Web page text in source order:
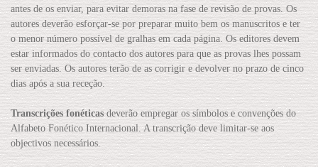
antes de os enviar, para evitar demoras na fase de revisão de provas. Os
autores deverão esforçar-se por preparar muito bem os manuscritos e ter
o menor número possível de gralhas em cada página. Os editores devem
estar informados do contacto dos autores para que as provas lhes possam
ser enviadas. Os autores terão de as corrigir e devolver no prazo de cinco
dias após a sua receção.
Transcrições fonéticas deverão empregar os símbolos e convenções do
Alfabeto Fonético Internacional. A transcrição deve limitar-se aos
objectivos necessários.